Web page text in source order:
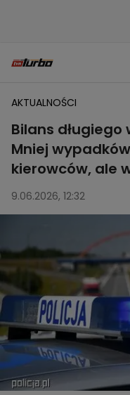
AKTUALNOŚCI
Bilans
Mniej
kierowców, ale
9.06.2026, 12:32